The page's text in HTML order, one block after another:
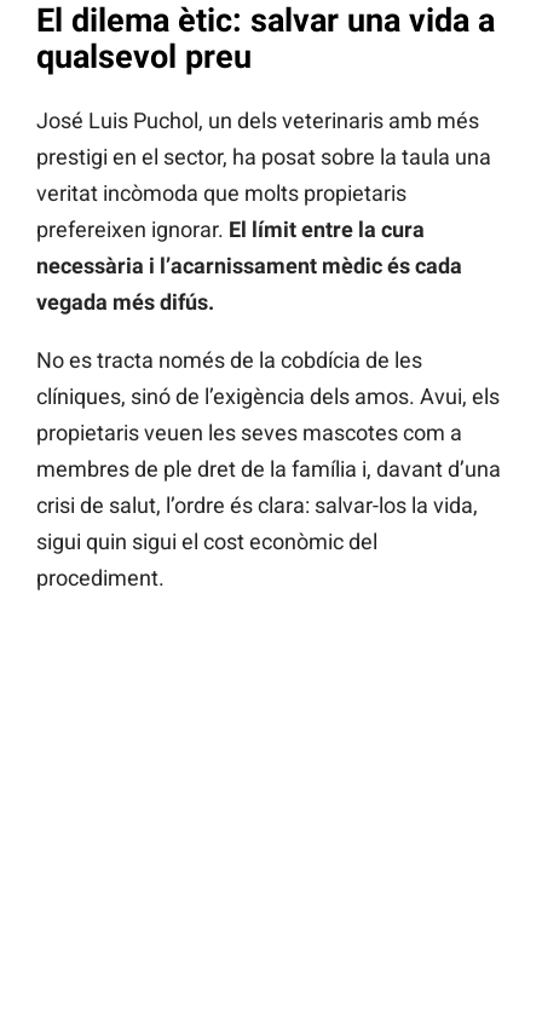
El dilema ètic: salvar una vida a
qualsevol preu
José Luis Puchol, un dels veterinaris amb més
prestigi en el sector, ha posat sobre la taula una
veritat incòmoda que molts propietaris
prefereixen ignorar. El límit entre la cura
necessària i l’acarnissament mèdic és cada
vegada més difús.
No es tracta només de la cobdícia de les
clíniques, sinó de l’exigència dels amos. Avui, els
propietaris veuen les seves mascotes com a
membres de ple dret de la família i, davant d’una
crisi de salut, l’ordre és clara: salvar-los la vida,
sigui quin sigui el cost econòmic del
procediment.